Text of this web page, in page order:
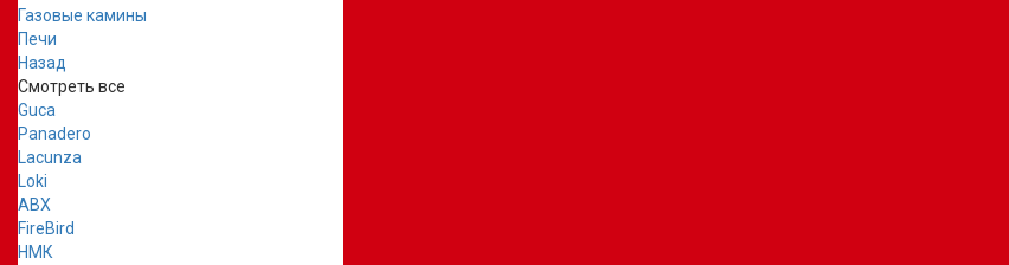
Газовые камины
Печи
Назад
Смотреть все
Guca
Panadero
Lacunza
Loki
ABX
FireBird
НМК